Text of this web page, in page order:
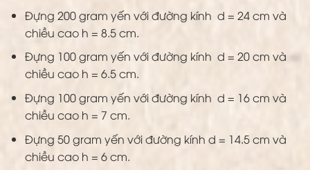
Đựng 200 gram yến với đường kính d = 24 cm và
chiều cao h = 8.5 cm.
Đựng 100 gram yến với đường kính d = 20 cm và
chiều cao h = 6.5 cm.
Đựng 100 gram yến với đường kính d = 16 cm và
chiều cao h = 7 cm.
Đựng 50 gram yến với đường kính d = 14.5 cm và
chiều cao h = 6 cm.